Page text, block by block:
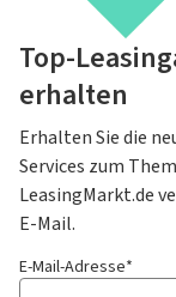
Top-
erhalten
Erhalten Sie die
Services zum
LeasingMarkt.de
E-Mail.
E-Mail-Adresse*